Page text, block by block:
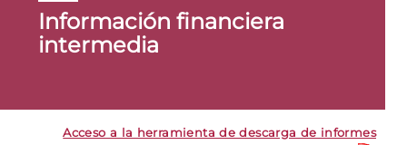
Información financiera
intermedia
Acceso a la herramienta de descarga de informes